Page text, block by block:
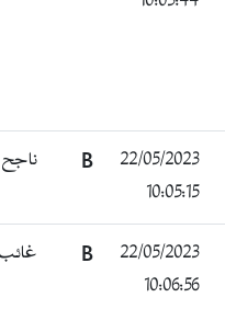
22/05/2023
10:05:15
ناجح
22/05/2023
10:06:56
غائب